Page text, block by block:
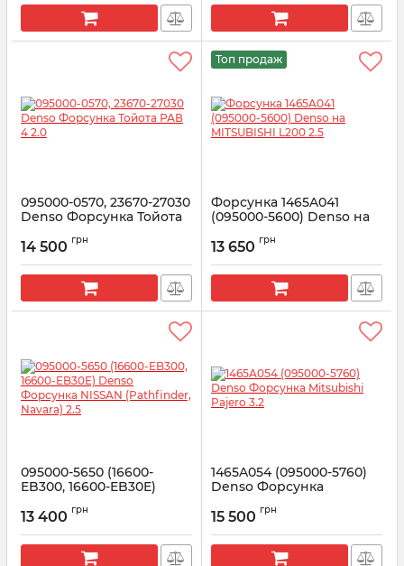
095000-0570, 23670-27030
Denso Форсунка Тойота
Артикул: 095000-0570
14 500 грн
Топ продаж
Форсунка 1465A041
(095000-5600) Denso на
Артикул: 1465A041
13 650 грн
095000-5650 (16600-
EB300, 16600-EB30E)
(Pathfinder, Navara) 2.5
Артикул: 095000-5650
13 400 грн
1465A054 (095000-5760)
Denso Форсунка
Артикул: 095000-5760
15 500 грн